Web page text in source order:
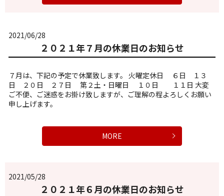
2021/06/28
２０２１年７月の休業日のお知らせ
７月は、下記の予定で休業致します。 火曜定休日 ６日 １３
日 ２０日 ２７日 第２土・日曜日 １０日 １１日 大変
ご不便、ご迷惑をお掛け致しますが、ご理解の程よろしくお願い
申し上げます。
MORE
2021/05/28
２０２１年６月の休業日のお知らせ